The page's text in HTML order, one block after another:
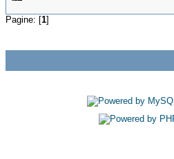
Pagine: [1]